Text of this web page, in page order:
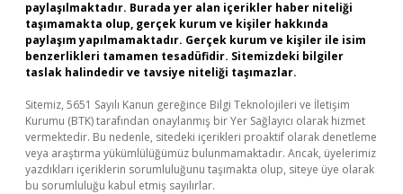
paylaşılmaktadır. Burada yer alan içerikler haber niteliği
taşımamakta olup, gerçek kurum ve kişiler hakkında
paylaşım yapılmamaktadır. Gerçek kurum ve kişiler ile isim
benzerlikleri tamamen tesadüfidir. Sitemizdeki bilgiler
taslak halindedir ve tavsiye niteliği taşımazlar.
Sitemiz, 5651 Sayılı Kanun gereğince Bilgi Teknolojileri ve İletişim
Kurumu (BTK) tarafından onaylanmış bir Yer Sağlayıcı olarak hizmet
vermektedir. Bu nedenle, sitedeki içerikleri proaktif olarak denetleme
veya araştırma yükümlülüğümüz bulunmamaktadır. Ancak, üyelerimiz
yazdıkları içeriklerin sorumluluğunu taşımakta olup, siteye üye olarak
bu sorumluluğu kabul etmiş sayılırlar.